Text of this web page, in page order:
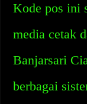
Kode pos ini
media cetak
Banjarsari
berbagai